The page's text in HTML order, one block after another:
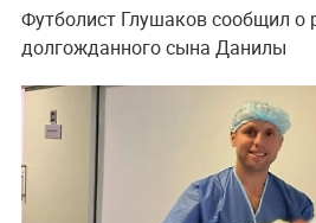
Футболист Глушаков сообщил о
долгожданного сына Данилы